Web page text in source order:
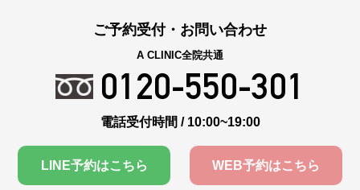
ご予約受付・お問い合わせ
A CLINIC全院共通
0120-550-301
電話受付時間 / 10:00~19:00
LINE予約はこちら WEB予約はこちら